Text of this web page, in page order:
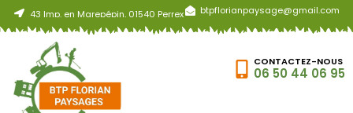
43 Imp. en Marepépin, 01540 Perrex btpflorianpaysage@gmail.com
CONTACTEZ-NOUS
06 50 44 06 95